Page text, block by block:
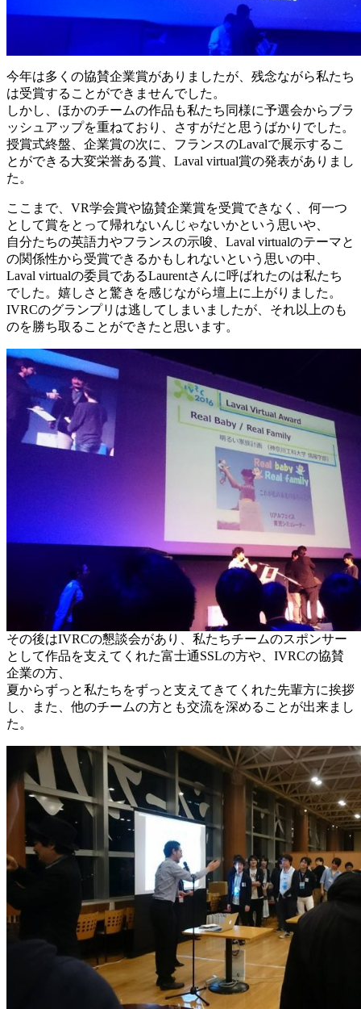
今年は多くの協賛企業賞がありましたが、残念ながら私たち
は受賞することができませんでした。
しかし、ほかのチームの作品も私たち同様に予選会からブラ
ッシュアップを重ねており、さすがだと思うばかりでした。
授賞式終盤、企業賞の次に、フランスのLavalで展示するこ
とができる大変栄誉ある賞、Laval virtual賞の発表がありまし
た。
ここまで、VR学会賞や協賛企業賞を受賞できなく、何一つ
として賞をとって帰れないんじゃないかという思いや、
自分たちの英語力やフランスの示唆、Laval virtualのテーマと
の関係性から受賞できるかもしれないという思いの中、
Laval virtualの委員であるLaurentさんに呼ばれたのは私たち
でした。嬉しさと驚きを感じながら壇上に上がりました。
IVRCのグランプリは逃してしまいましたが、それ以上のも
のを勝ち取ることができたと思います。
その後はIVRCの懇談会があり、私たちチームのスポンサー
として作品を支えてくれた富士通SSLの方や、IVRCの協賛
企業の方、
夏からずっと私たちをずっと支えてきてくれた先輩方に挨拶
し、また、他のチームの方とも交流を深めることが出来まし
た。